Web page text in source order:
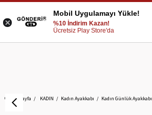
Anasayfa KADIN Kadın Ayakkabı Kadın Günlük Ayakkabı
Mobil Uygulamayı Yükle!
%10 İndirim Kazan!
Ücretsiz Play Store'da